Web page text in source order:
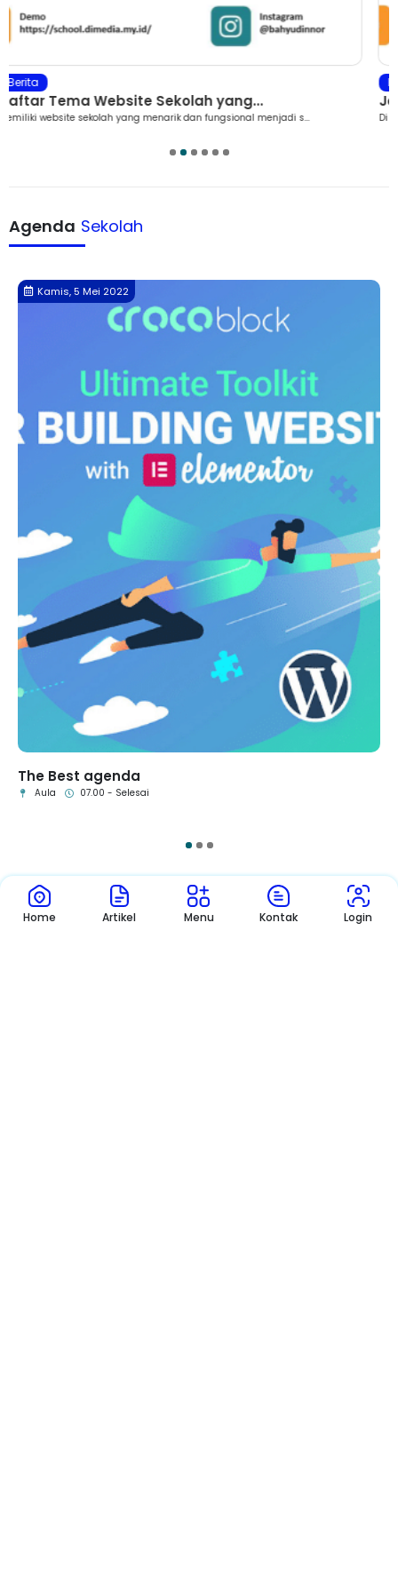
Berita
Jasa Pembuatan Website Sekolah M...
Di era digital saat ini, setiap sekolah membutuhkan kehadiran ...
5 6
Agenda Sekolah
Pengumuman Sekolah
Home Artikel Menu Kontak Login